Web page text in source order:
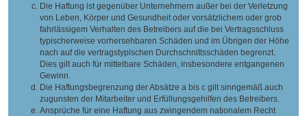
Die Haftung ist gegenüber Unternehmern außer bei der Verletzung
von Leben, Körper und Gesundheit oder vorsätzlichem oder grob
fahrlässigem Verhalten des Betreibers auf die bei Vertragsschluss
typischerweise vorhersehbaren Schäden und im Übrigen der Höhe
nach auf die vertragstypischen Durchschnittsschäden begrenzt.
Dies gilt auch für mittelbare Schäden, insbesondere entgangenen
Gewinn.
Die Haftungsbegrenzung der Absätze a bis c gilt sinngemäß auch
zugunsten der Mitarbeiter und Erfüllungsgehilfen des Betreibers.
Ansprüche für eine Haftung aus zwingendem nationalem Recht